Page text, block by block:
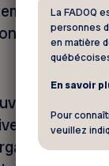
2021
publiques
La FADOQ
personnes
en matière
En savoir
Pour
veuillez